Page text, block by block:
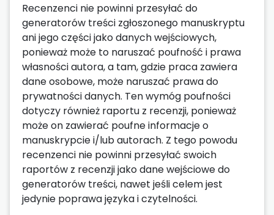
Recenzenci nie powinni przesyłać do
generatorów treści zgłoszonego manuskryptu
ani jego części jako danych wejściowych,
ponieważ może to naruszać poufność i prawa
własności autora, a tam, gdzie praca zawiera
dane osobowe, może naruszać prawa do
prywatności danych. Ten wymóg poufności
dotyczy również raportu z recenzji, ponieważ
może on zawierać poufne informacje o
manuskrypcie i/lub autorach. Z tego powodu
recenzenci nie powinni przesyłać swoich
raportów z recenzji jako dane wejściowe do
generatorów treści, nawet jeśli celem jest
jedynie poprawa języka i czytelności.